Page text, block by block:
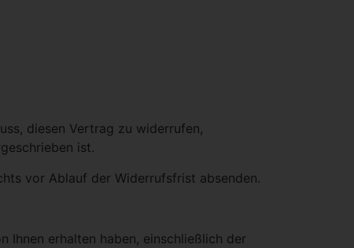
diesen Vertrag zu widerrufen,
ist.
vor Ablauf der Widerrufsfrist absenden.
Ihnen erhalten haben, einschließlich der